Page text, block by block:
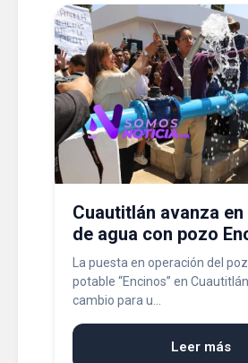
Cuautitlán avanza
de agua con pozo
La puesta en operación del
potable “Encinos” en
cambio para u...
Leer más